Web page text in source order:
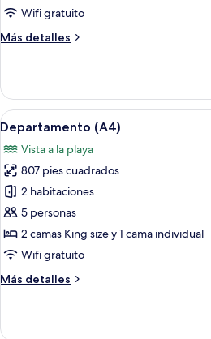
Wifi gratuito
Más detalles
Más
(A1)
Abrir
todas
las
fotos
de
Departamento
(A4)
Una
17
Departamento (A4)
Vista a la playa
807 pies cuadrados
2 habitaciones
5 personas
2 camas King size y 1 cama individual
Wifi gratuito
Más detalles
Más